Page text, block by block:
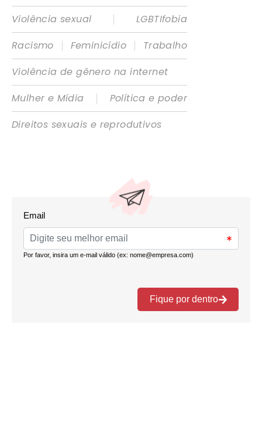
Violência sexual
|
LGBTIfobia
Racismo
| Feminicídio |
Trabalho
Violência de gênero na internet
Mulher e Mídia
|
Política e poder
Direitos sexuais e reprodutivos